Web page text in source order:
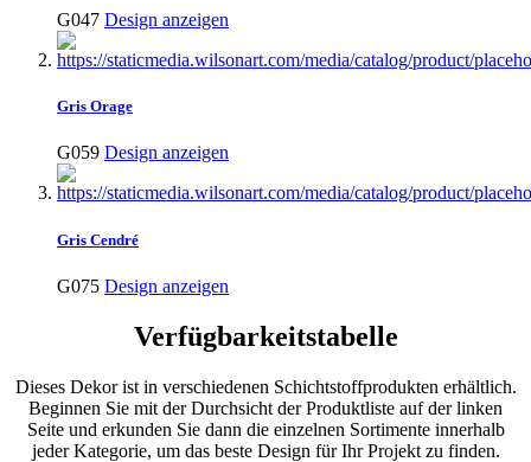
G047 Design anzeigen
Gris Orage
G059 Design anzeigen
Gris Cendré
G075 Design anzeigen
Verfügbarkeitstabelle
Dieses Dekor ist in verschiedenen Schichtstoffprodukten erhältlich.
Beginnen Sie mit der Durchsicht der Produktliste auf der linken
Seite und erkunden Sie dann die einzelnen Sortimente innerhalb
jeder Kategorie, um das beste Design für Ihr Projekt zu finden.